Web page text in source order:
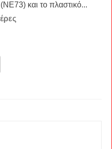
και το πλαστικό...